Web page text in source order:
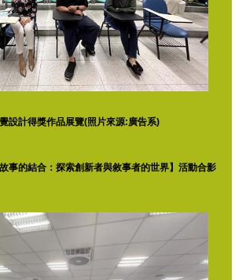
設計得獎作品展覽(照片來源:廣告系)
事的結合：探索創新者與敘事者的世界】活動合影